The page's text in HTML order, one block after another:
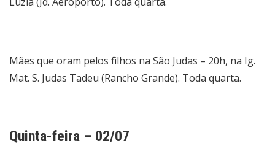
Mães que oram pelos filhos na São Judas – 20h, na Ig.
Mat. S. Judas Tadeu (Rancho Grande). Toda quarta.
Quinta-feira – 02/07